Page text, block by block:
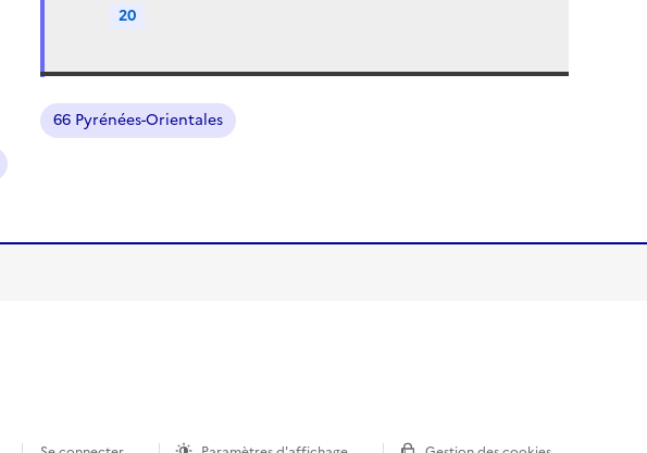
20
Localisation
66 Pyrénées-Orientales